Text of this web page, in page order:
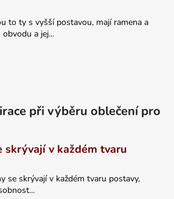
to ty s vyšší postavou, mají ramena a
a jej...
při výběru oblečení pro
skrývají v každém tvaru
se skrývají v každém tvaru postavy,